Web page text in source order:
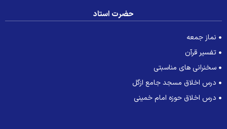
حضرت استاد
نماز جمعه
تفسیر قرآن
سخنرانی های مناسبتی
درس اخلاق مسجد جامع ازگل
درس اخلاق حوزه امام خمینی